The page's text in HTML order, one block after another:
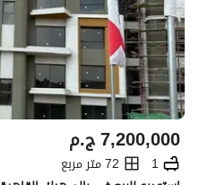
ج.م7,200,000
1
72 متر مربع